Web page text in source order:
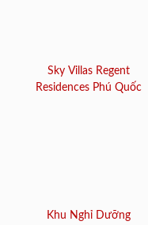
Sky Villas Regent
Residences Phú Quốc
Khu Nghỉ Dưỡng